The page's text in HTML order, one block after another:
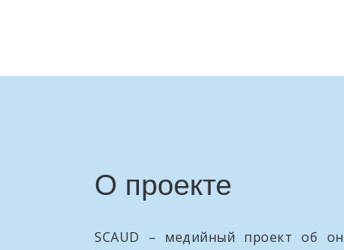
О проекте
SCAUD – медийный проект об